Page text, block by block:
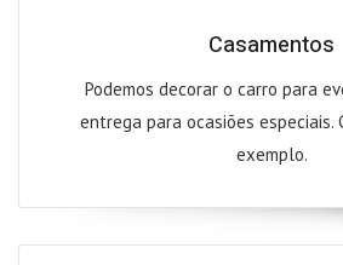
Casamentos
Podemos decorar o carro para
entrega para ocasiões especiais.
exemplo.